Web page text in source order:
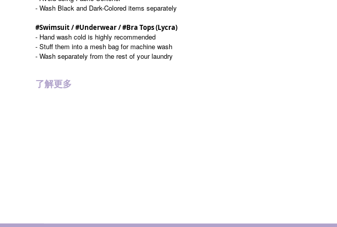
- Wash Black and Dark-Colored items separately
#Swimsuit / #Underwear / #Bra Tops (Lycra)
- Hand wash cold is highly recommended
- Stuff them into a mesh bag for machine wash
- Wash separately from the rest of your laundry
了解更多